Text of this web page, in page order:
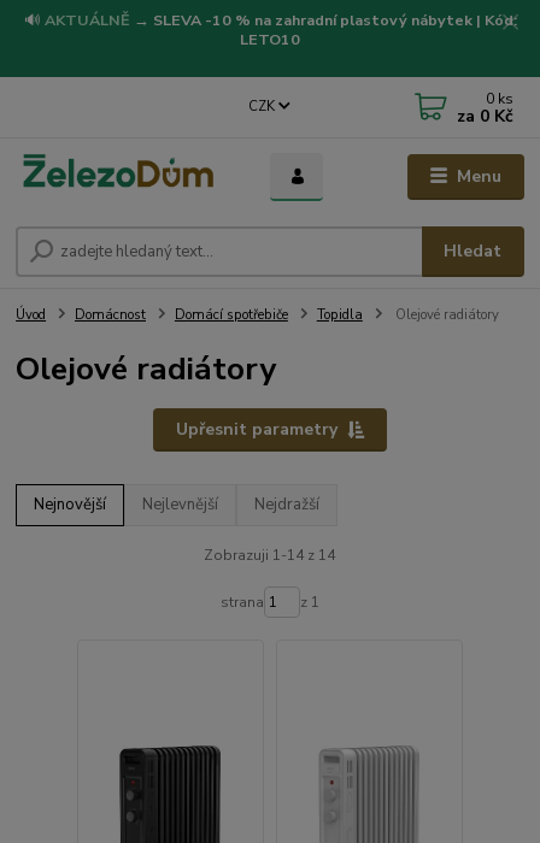
🔊 AKTUÁLNĚ → SLEVA -10 % na zahradní plastový nábytek | Kód:
LETO10
Menu
CZK
Hledat
0 ks
za 0 Kč
Úvod Domácnost Domácí spotřebiče Topidla Olejové radiátory
Olejové radiátory
Upřesnit parametry
Nejnovější Nejlevnější Nejdražší
Zobrazuji 1-14 z 14
strana z 1